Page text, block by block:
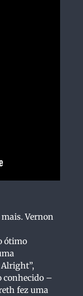
Vernon
ótimo
Alright”,
conhecido –
fez uma